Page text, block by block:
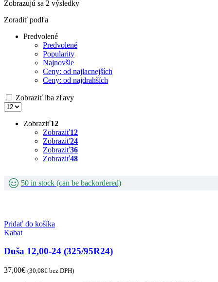
Zobrazujú sa 2 výsledky
Zoradiť podľa
Predvolené
Predvolené
Popularity
Najnovšie
Ceny: od najlacnejších
Ceny: od najdrahších
Zobraziť iba zľavy
Zobraziť12
Zobraziť12
Zobraziť24
Zobraziť36
Zobraziť48
50 in stock (can be backordered)
Pridať do košíka
Kabat
Duša 12,00-24 (325/95R24)
37,00€ (30,08€ bez DPH)